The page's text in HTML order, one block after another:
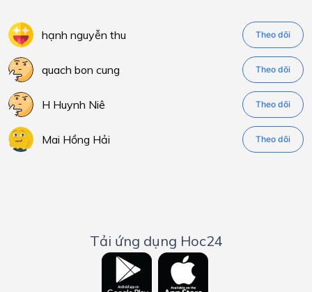
hạnh nguyễn thu Theo dõi
quach bon cung Theo dõi
H Huynh Niê Theo dõi
Mai Hồng Hải Theo dõi
Tải ứng dụng Hoc24